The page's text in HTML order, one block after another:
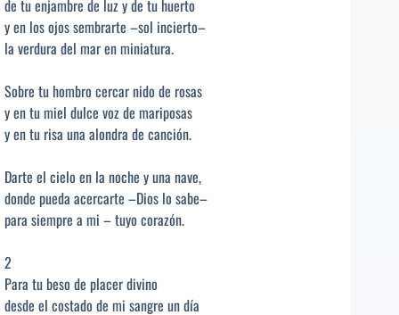
de tu enjambre de luz y de tu huerto
y en los ojos sembrarte –sol incierto–
la verdura del mar en miniatura.
Sobre tu hombro cercar nido de rosas
y en tu miel dulce voz de mariposas
y en tu risa una alondra de canción.
Darte el cielo en la noche y una nave,
donde pueda acercarte –Dios lo sabe–
para siempre a mi – tuyo corazón.
2
Para tu beso de placer divino
desde el costado de mi sangre un día